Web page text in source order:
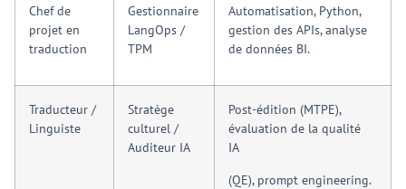
Chef de
projet en
traduction
Gestionnaire
LangOps /
TPM
Automatisation, Python,
gestion des APIs, analyse
de données BI.
Traducteur /
Linguiste
Stratège
culturel /
Auditeur IA
Post-édition (MTPE),
évaluation de la qualité
IA
(QE), prompt engineering.